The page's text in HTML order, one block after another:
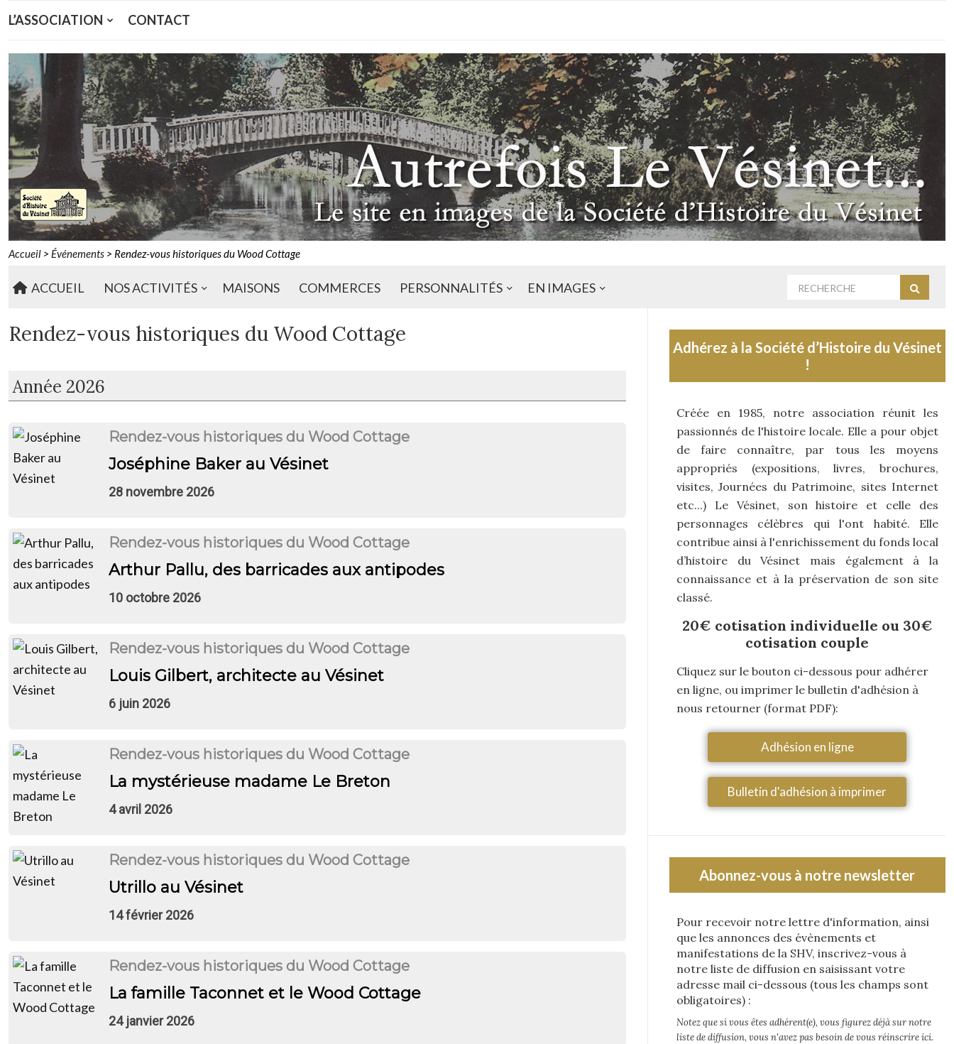
L’ASSOCIATION CONTACT
Accueil > Événements > Rendez-vous historiques du Wood Cottage
ACCUEIL NOS ACTIVITÉS MAISONS COMMERCES PERSONNALITÉS EN IMAGES
Rendez-vous historiques du Wood Cottage
2026
Rendez-vous historiques du Wood Cottage
Joséphine Baker au Vésinet
28 novembre 2026
Rendez-vous historiques du Wood Cottage
Arthur Pallu, des barricades aux antipodes
10 octobre 2026
Rendez-vous historiques du Wood Cottage
Louis Gilbert, architecte au Vésinet
6 juin 2026
Rendez-vous historiques du Wood Cottage
La mystérieuse madame Le Breton
4 avril 2026
Rendez-vous historiques du Wood Cottage
Utrillo au Vésinet
14 février 2026
Rendez-vous historiques du Wood Cottage
La famille Taconnet et le Wood Cottage
24 janvier 2026
Adhérez à la Société d’Histoire du Vésinet
!
Créée en 1985, notre association réunit les
passionnés de l'histoire locale. Elle a pour objet
de faire connaître, par tous les moyens
appropriés (expositions, livres, brochures,
visites, Journées du Patrimoine, sites Internet
etc...) Le Vésinet, son histoire et celle des
personnages célèbres qui l'ont habité. Elle
contribue ainsi à l'enrichissement du fonds local
d’histoire du Vésinet mais également à la
connaissance et à la préservation de son site
classé.
20€ cotisation individuelle ou 30€
cotisation couple
Cliquez sur le bouton ci-dessous pour adhérer
en ligne, ou imprimer le bulletin d'adhésion à
nous retourner (format PDF):
Adhésion en ligne
Bulletin d'adhésion à imprimer
Abonnez-vous à notre newsletter
Pour recevoir notre lettre d'information, ainsi
que les annonces des évènements et
manifestations de la SHV, inscrivez-vous à
notre liste de diffusion en saisissant votre
adresse mail ci-dessous (tous les champs sont
obligatoires) :
Notez que si vous êtes adhérent(e), vous figurez déjà sur notre
liste de diffusion, vous n'avez pas besoin de vous réinscrire ici.